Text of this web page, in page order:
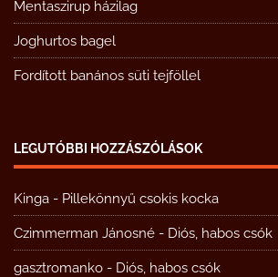
Mentaszirup házilag
Joghurtos bagel
Fordított banános süti tejföllel
LEGUTÓBBI HOZZÁSZÓLÁSOK
Kinga - Pillekönnyű csokis kocka
Czimmerman Jánosné - Diós, habos csók
gasztromanko - Diós, habos csók